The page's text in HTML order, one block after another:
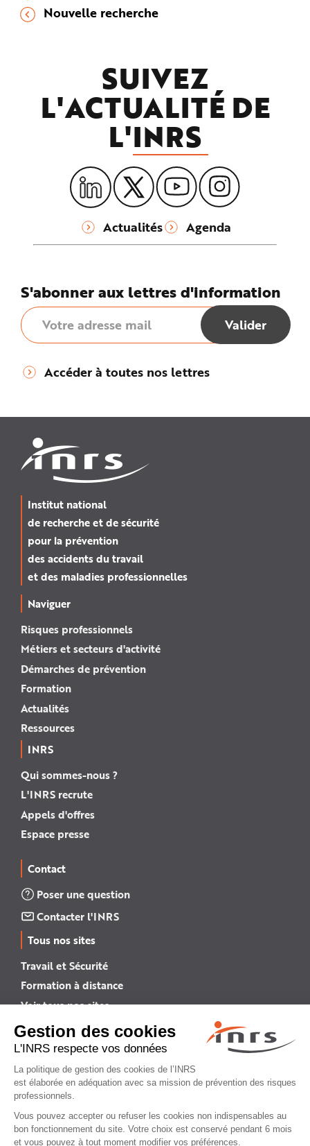
Nouvelle recherche
SUIVEZ
L'ACTUALITÉ DE
L'INRS
Actualités Agenda
S'abonner aux lettres d'information
Accéder à toutes nos lettres
Institut national
de recherche et de sécurité
pour la prévention
des accidents du travail
et des maladies professionnelles
Naviguer
Risques professionnels
Métiers et secteurs d'activité
Démarches de prévention
Formation
Actualités
Ressources
INRS
Qui sommes-nous ?
L'INRS recrute
Appels d'offres
Espace presse
Contact
Poser une question
Contacter l'INRS
Tous nos sites
Travail et Sécurité
Formation à distance
Voir tous nos sites →
INRS English
INRS (english version)
Plan du site